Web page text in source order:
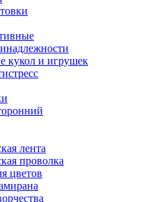
кукол и игрушек
лента
проволка
цветов